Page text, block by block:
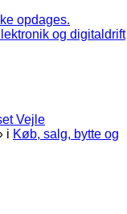
opdages.
og digitaldrift
Vejle
i Køb, salg, bytte og